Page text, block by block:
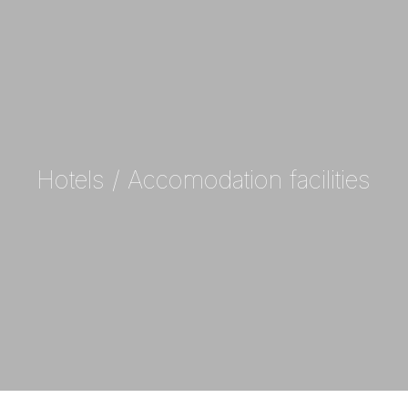
Hotels / Accomodation facilities